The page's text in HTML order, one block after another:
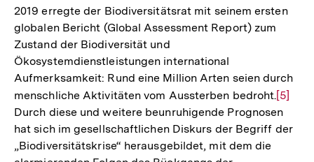
der
Fußnote
2019 erregte der Biodiversitätsrat mit seinem ersten
globalen Bericht (Global Assessment Report) zum
Zustand der Biodiversität und
Ökosystemdienstleistungen international
Aufmerksamkeit: Rund eine Million Arten seien durch
menschliche Aktivitäten vom Aussterben bedroht.Zur
der
[5]
Durch diese und weitere beunruhigende Prognosen
hat sich im gesellschaftlichen Diskurs der Begriff der
„Biodiversitätskrise“ herausgebildet, mit dem die